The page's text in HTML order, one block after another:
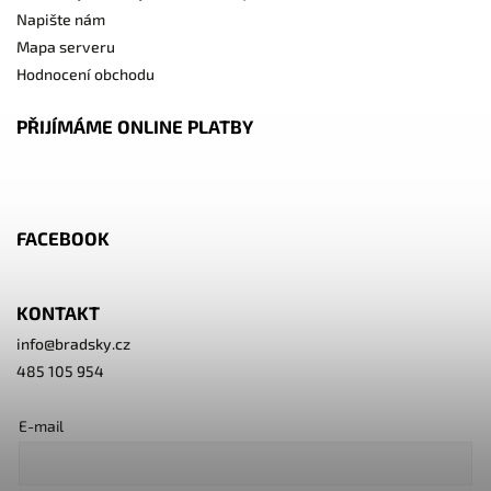
Napište nám
Mapa serveru
Hodnocení obchodu
PŘIJÍMÁME ONLINE PLATBY
FACEBOOK
KONTAKT
info@bradsky.cz
485 105 954
E-mail